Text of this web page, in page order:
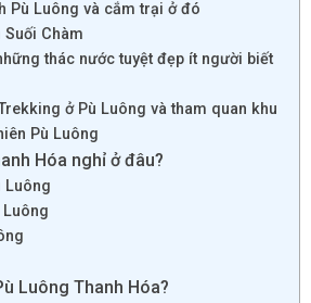
Pù Luông và cắm trại ở đó
Chàm
thác nước tuyệt đẹp ít người biết
ở Pù Luông và tham quan khu
Pù Luông
Hóa nghỉ ở đâu?
Luông
Luông
Luông Thanh Hóa?